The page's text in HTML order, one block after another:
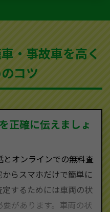
自の販売ネットワーク
社ヤードをもっている
することができるので
さい。
て無料で行います。安
。
・事故車を高く
コツ
正確に伝えましょ
オンラインでの無料査
らスマホだけで簡単に
するためには車両の状
があります。車両の状